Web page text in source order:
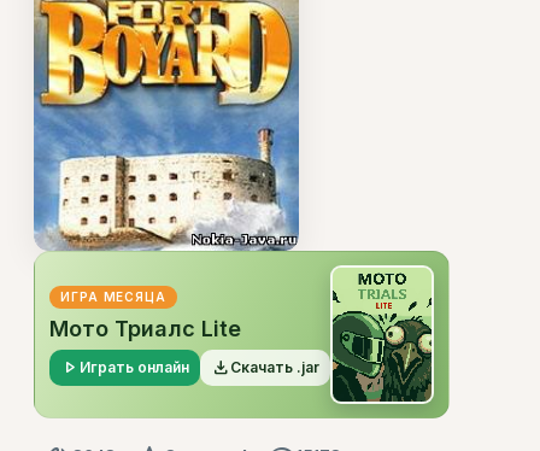
ИГРА МЕСЯЦА
Мото Триалс Lite
play_arrow Играть онлайн file_download Скачать .jar